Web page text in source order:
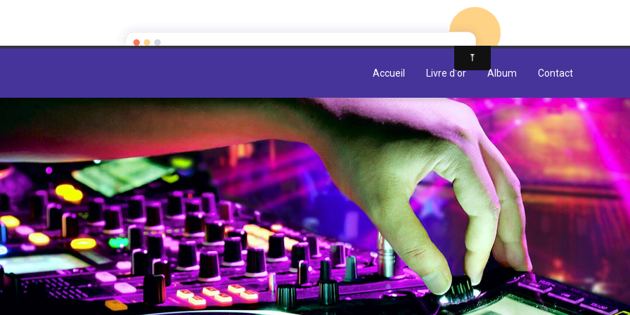
Salle de réception et de fête
Accueil Livre d'or Album Contact